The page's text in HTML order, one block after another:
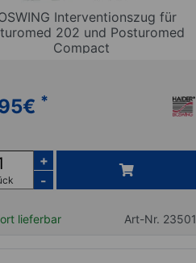
Interventionszug für
202 und Posturomed
Compact
€ *
+
-
lieferbar Art-Nr. 23501